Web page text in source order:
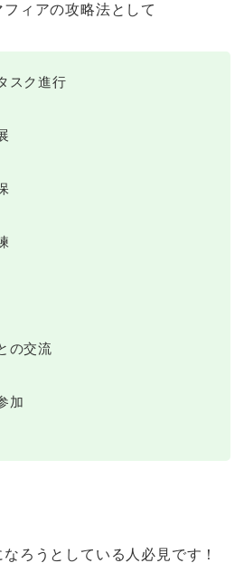
ィアの攻略法として
スク進行
の交流
加
ろうとしている人必見です！